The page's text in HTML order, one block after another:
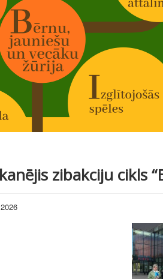
zibakciju cikls